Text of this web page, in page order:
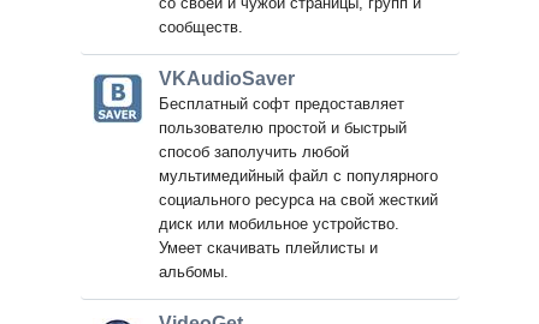
сообществ.
VKAudioSaver
Бесплатный софт предоставляет
пользователю простой и быстрый
способ заполучить любой
мультимедийный файл с популярного
социального ресурса на свой жесткий
диск или мобильное устройство.
Умеет скачивать плейлисты и
альбомы.